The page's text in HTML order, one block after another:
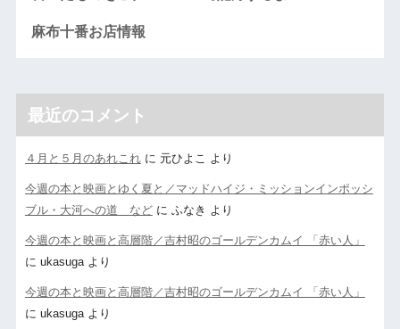
麻布十番お店情報
最近のコメント
４月と５月のあれこれに 元ひよこ より
今週の本と映画とゆく夏と／マッドハイジ・ミッションインポッシ
ブル・大河への道 などに ふなき より
今週の本と映画と高層階／吉村昭のゴールデンカムイ 「赤い人」
に ukasugaより
今週の本と映画と高層階／吉村昭のゴールデンカムイ 「赤い人」
に ukasugaより